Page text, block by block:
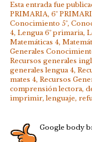
Esta entrada fue
PRIMARIA, 6º
Conocimiento 5º,
4, Lengua 6º primaria,
Matemáticas 4,
Generales
Recursos generales
generales lengua 4,
mates 4, Recursos
comprensión lectora,
imprimir,lenguaje,
Google body